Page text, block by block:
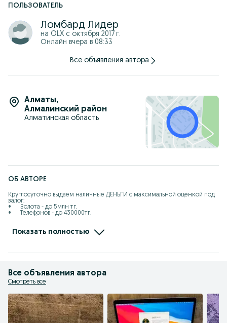
ПОЛЬЗОВАТЕЛЬ
Ломбард Лидер
на OLX с октября 2017 г.
Онлайн вчера в 08:33
Все объявления автора
Алматы,
Алмалинский район
Алматинская область
ОБ АВТОРЕ
Круглосуточно выдаем наличные ДЕНЬГИ с максимальной оценкой под
залог:
•	Золота - до 5млн тг.
•	Телефонов - до 430000тг.
•	Займ без скрытых комиссии
•	Перерасчет, % по факту (1 день)
•       Частичное погашение
Звоните, приходите, работаем 24/7
«ДОРОГО ЦЕНИМ, БЕРЕЖНО ХРАНИМ»
Показать полностью
Все объявления автора
Смотреть все